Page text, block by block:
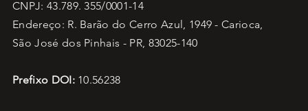
CNPJ: 43.789. 355/0001-14
Endereço: R. Barão do Cerro Azul, 1949 - Carioca,
São José dos Pinhais - PR, 83025-140
Prefixo DOI:10.56238